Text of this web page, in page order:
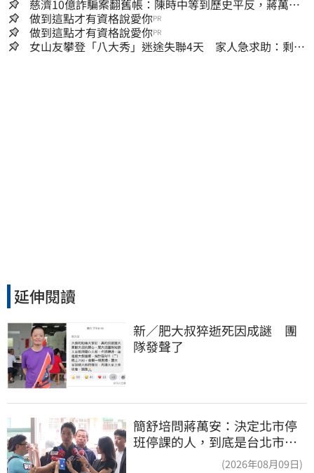
慈濟10億詐騙案翻舊帳：陳時中等到歷史平反，蔣萬安
償還2022政治利息
做到這點才有資格說愛你PR
做到這點才有資格說愛你PR
女山友攀登「八大秀」迷途失聯4天 家人急求助：剩我
延伸閱讀
新／肥大叔猝逝死因成謎　團
隊發聲了
簡舒培問蔣萬安：決定北市停
班停課的人，到底是台北市
長，還是氣象署？(2026年08月09日)